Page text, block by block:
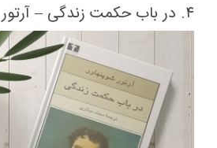
۴. در باب حکمت زندگی – آرتور شوپنهاور